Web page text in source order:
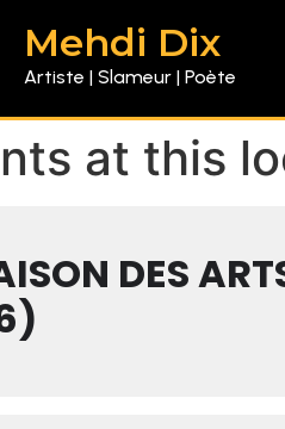
Mehdi Dix
Artiste | Slameur | Poète
at this
DES